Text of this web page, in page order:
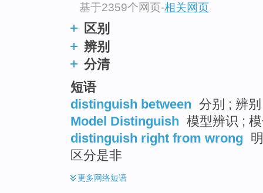
基于2359个网页-相关网页
区别
辨别
分清
短语
distinguish between 分别 ; 辨
Model Distinguish 模型辨识 ;
distinguish right from wrong
区分是非
更多网络短语